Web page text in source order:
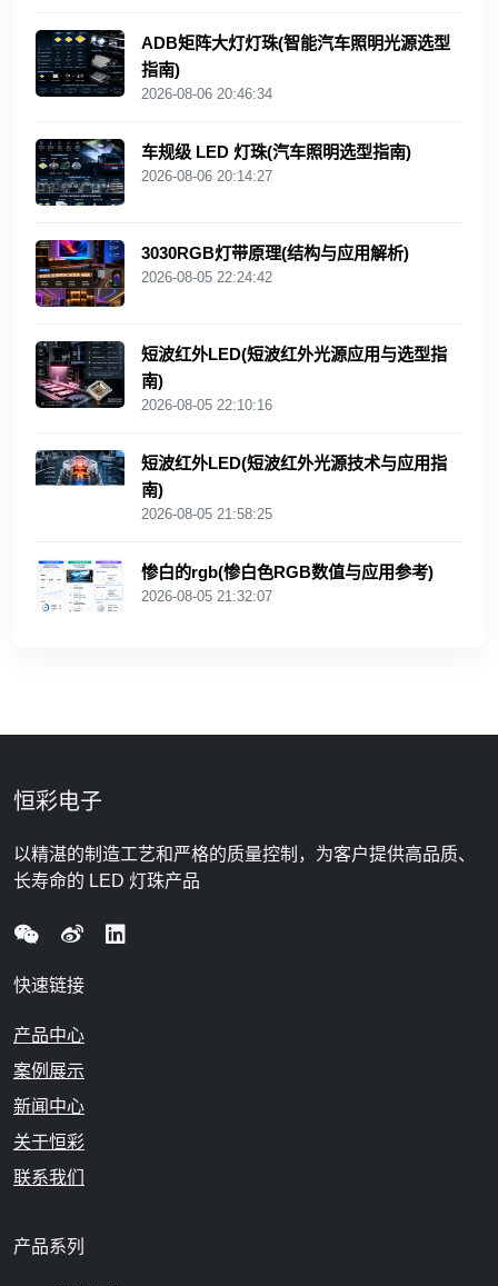
ADB矩阵大灯灯珠(智能汽车照明光源选型
指南)
2026-08-06 20:46:34
车规级 LED 灯珠(汽车照明选型指南)
2026-08-06 20:14:27
3030RGB灯带原理(结构与应用解析)
2026-08-05 22:24:42
短波红外LED(短波红外光源应用与选型指
南)
2026-08-05 22:10:16
短波红外LED(短波红外光源技术与应用指
南)
2026-08-05 21:58:25
惨白的rgb(惨白色RGB数值与应用参考)
2026-08-05 21:32:07
恒彩电子
以精湛的制造工艺和严格的质量控制，为客户提供高品质、
长寿命的 LED 灯珠产品
快速链接
产品中心
案例展示
新闻中心
关于恒彩
联系我们
产品系列